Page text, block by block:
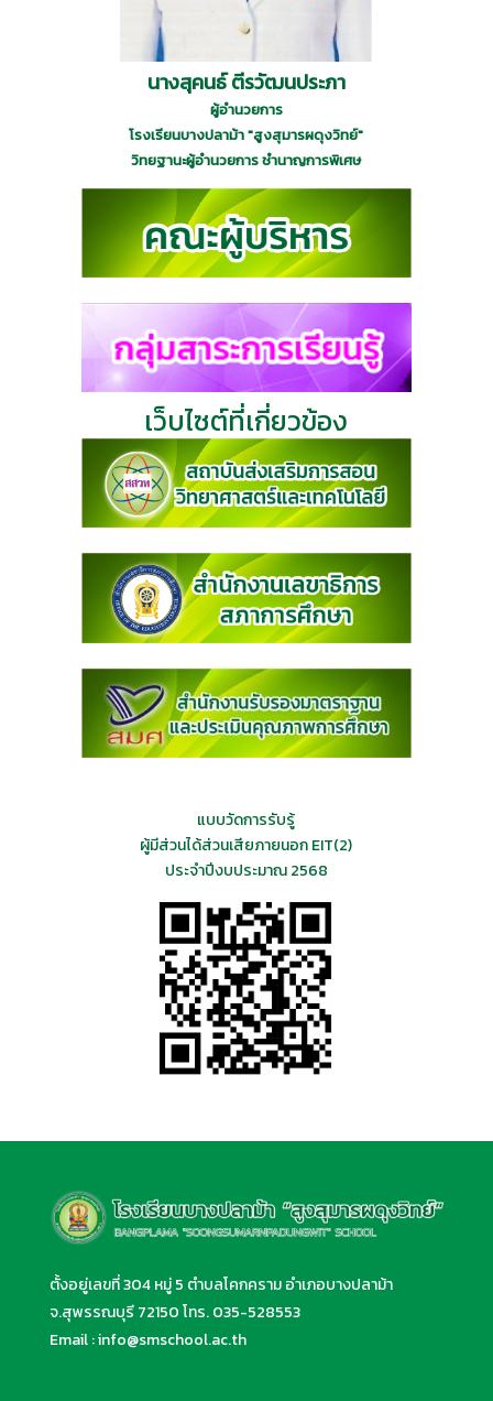
นางสุคนธ์ ตีรวัฒนประภา
ผู้อำนวยการ
โรงเรียนบางปลาม้า "สูงสุมารผดุงวิทย์"
วิทยฐานะผู้อำนวยการ ชำนาญการพิเศษ
เว็บไซต์ที่เกี่ยวข้อง
แบบวัดการรับรู้
ผู้มีส่วนได้ส่วนเสียภายนอก EIT(2)
ประจำปีงบประมาณ 2568
ตั้งอยู่เลขที่ 304 หมู่ 5 ตำบลโคกคราม อำเภอบางปลาม้า
จ.สุพรรณบุรี 72150 โทร.035-528553
Email :info@smschool.ac.th